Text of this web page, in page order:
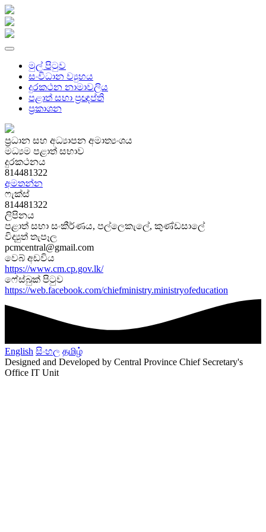
මුල් පිටුව
සංවිධාන ව්‍යුහය
දුරකථන නාමාවලිය
පළාත් සභා ප්‍රඥප්ති
ප්‍රකාශන
ප්‍රධාන සහ අධ්‍යාපන අමාත්‍යංශය
මධ්‍යම පළාත් සභාව
දුරකථනය
814481322
අමතන්න
ෆැක්ස්
814481322
ලිපිනය
පළාත් සභා සංකීර්ණය, පල්ලෙකැලේ, කුණ්ඩසාලේ
විද්‍යුත් තැපෑල
pcmcentral@gmail.com
වෙබ් අඩවිය
https://www.cm.cp.gov.lk/
ෆේස්බුක් පිටුව
https://web.facebook.com/chiefministry.ministryofeducation
English සිංහල தமிழ்
Designed and Developed by Central Province Chief Secretary's
Office IT Unit